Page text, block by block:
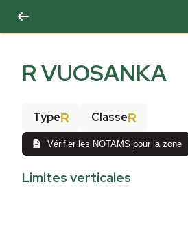
R VUOSANKA
TypeR ClasseR
Vérifier les NOTAMS pour la zone
Limites verticales